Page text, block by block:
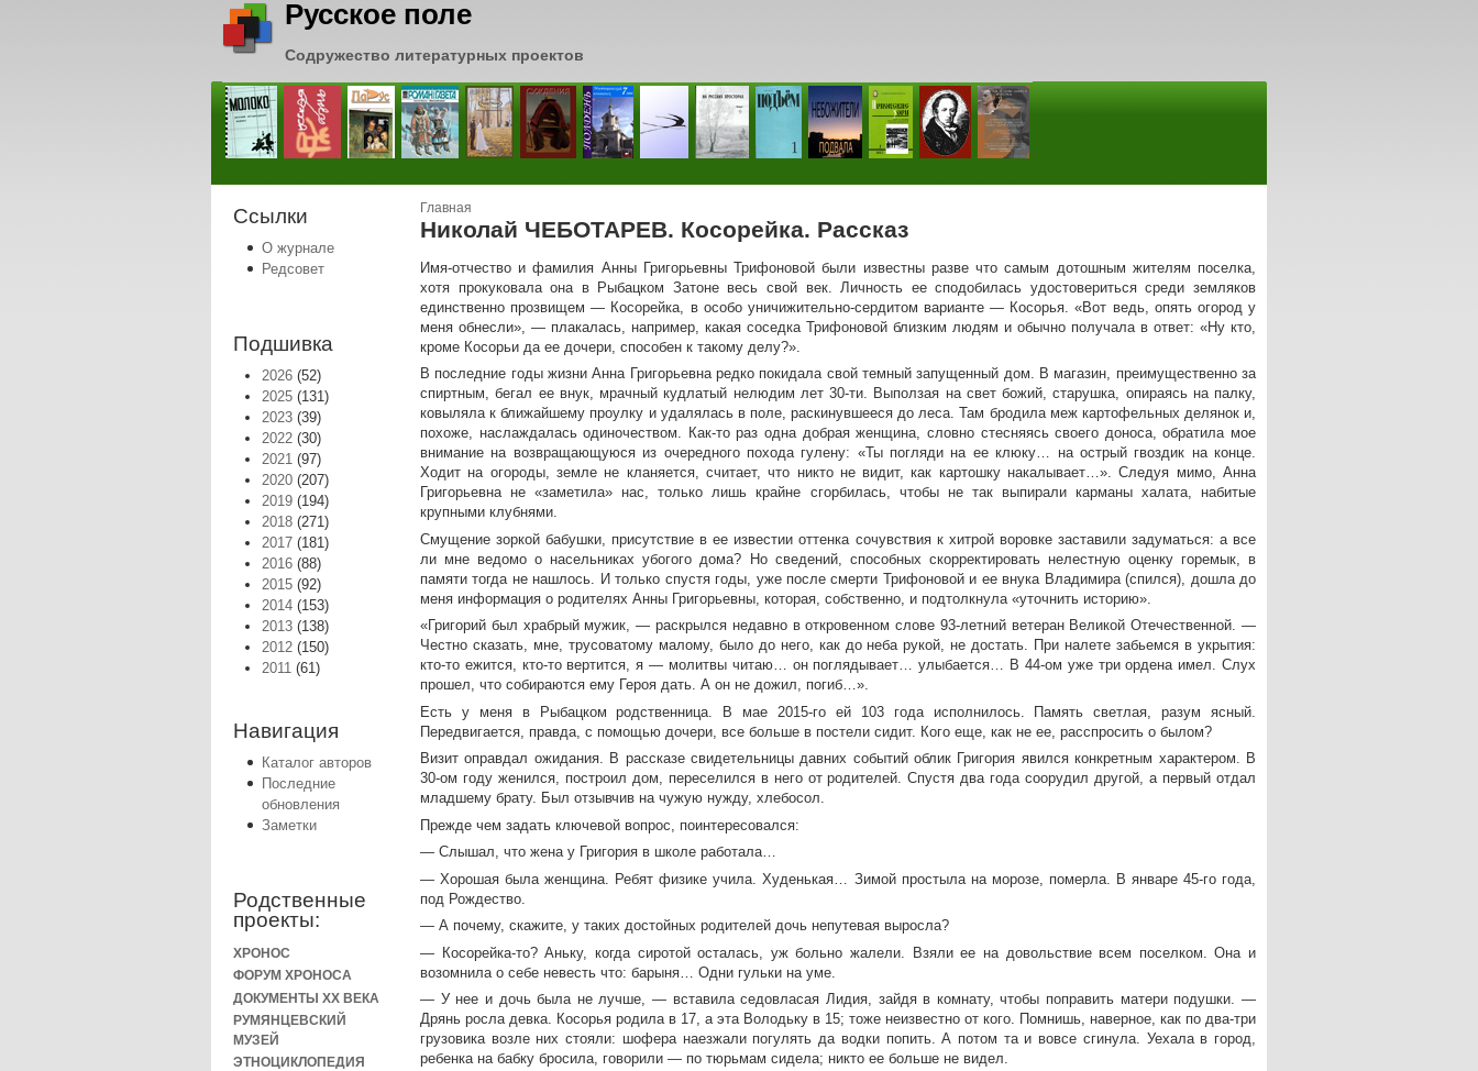
Русское поле
Содружество литературных проектов
Ссылки
О журнале
Редсовет
Подшивка
2026 (52)
2025 (131)
2023 (39)
2022 (30)
2021 (97)
2020 (207)
2019 (194)
2018 (271)
2017 (181)
2016 (88)
2015 (92)
2014 (153)
2013 (138)
2012 (150)
2011 (61)
Навигация
Каталог авторов
Последние
обновления
Заметки
Родственные
проекты:
ХРОНОС
ФОРУМ ХРОНОСА
ДОКУМЕНТЫ XX ВЕКА
РУМЯНЦЕВСКИЙ
МУЗЕЙ
ЭТНОЦИКЛОПЕДИЯ
Вы здесь
Главная
Николай ЧЕБОТАРЕВ. Косорейка. Рассказ
Имя-отчество и фамилия Анны Григорьевны Трифоновой были известны разве что самым дотошным жителям поселка,
хотя прокуковала она в Рыбацком Затоне весь свой век. Личность ее сподобилась удостовериться среди земляков
единственно прозвищем — Косорейка, в особо уничижительно-сердитом варианте — Косорья. «Вот ведь, опять огород у
меня обнесли», — плакалась, например, какая соседка Трифоновой близким людям и обычно получала в ответ: «Ну кто,
кроме Косорьи да ее дочери, способен к такому делу?».
В последние годы жизни Анна Григорьевна редко покидала свой темный запущенный дом. В магазин, преимущественно за
спиртным, бегал ее внук, мрачный кудлатый нелюдим лет 30-ти. Выползая на свет божий, старушка, опираясь на палку,
ковыляла к ближайшему проулку и удалялась в поле, раскинувшееся до леса. Там бродила меж картофельных делянок и,
похоже, наслаждалась одиночеством. Как-то раз одна добрая женщина, словно стесняясь своего доноса, обратила мое
внимание на возвращающуюся из очередного похода гулену: «Ты погляди на ее клюку… на острый гвоздик на конце.
Ходит на огороды, земле не кланяется, считает, что никто не видит, как картошку накалывает…». Следуя мимо, Анна
Григорьевна не «заметила» нас, только лишь крайне сгорбилась, чтобы не так выпирали карманы халата, набитые
крупными клубнями.
Смущение зоркой бабушки, присутствие в ее известии оттенка сочувствия к хитрой воровке заставили задуматься: а все
ли мне ведомо о насельниках убогого дома? Но сведений, способных скорректировать нелестную оценку горемык, в
памяти тогда не нашлось. И только спустя годы, уже после смерти Трифоновой и ее внука Владимира (спился), дошла до
меня информация о родителях Анны Григорьевны, которая, собственно, и подтолкнула «уточнить историю».
«Григорий был храбрый мужик, — раскрылся недавно в откровенном слове 93-летний ветеран Великой Отечественной. —
Честно сказать, мне, трусоватому малому, было до него, как до неба рукой, не достать. При налете забьемся в укрытия:
кто-то ежится, кто-то вертится, я — молитвы читаю… он поглядывает… улыбается… В 44-ом уже три ордена имел. Слух
прошел, что собираются ему Героя дать. А он не дожил, погиб…».
Есть у меня в Рыбацком родственница. В мае 2015-го ей 103 года исполнилось. Память светлая, разум ясный.
Передвигается, правда, с помощью дочери, все больше в постели сидит. Кого еще, как не ее, расспросить о былом?
Визит оправдал ожидания. В рассказе свидетельницы давних событий облик Григория явился конкретным характером. В
30-ом году женился, построил дом, переселился в него от родителей. Спустя два года соорудил другой, а первый отдал
младшему брату. Был отзывчив на чужую нужду, хлебосол.
Прежде чем задать ключевой вопрос, поинтересовался:
— Слышал, что жена у Григория в школе работала…
— Хорошая была женщина. Ребят физике учила. Худенькая… Зимой простыла на морозе, померла. В январе 45-го года,
под Рождество.
— А почему, скажите, у таких достойных родителей дочь непутевая выросла?
— Косорейка-то? Аньку, когда сиротой осталась, уж больно жалели. Взяли ее на довольствие всем поселком. Она и
возомнила о себе невесть что: барыня… Одни гульки на уме.
— У нее и дочь была не лучше, — вставила седовласая Лидия, зайдя в комнату, чтобы поправить матери подушки. —
Дрянь росла девка. Косорья родила в 17, а эта Володьку в 15; тоже неизвестно от кого. Помнишь, наверное, как по два-три
грузовика возле них стояли: шофера наезжали погулять да водки попить. А потом та и вовсе сгинула. Уехала в город,
ребенка на бабку бросила, говорили — по тюрьмам сидела; никто ее больше не видел.